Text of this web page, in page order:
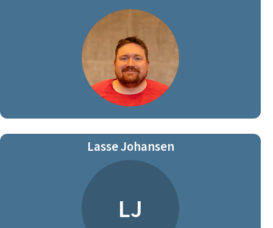
Lasse Johansen
LJ